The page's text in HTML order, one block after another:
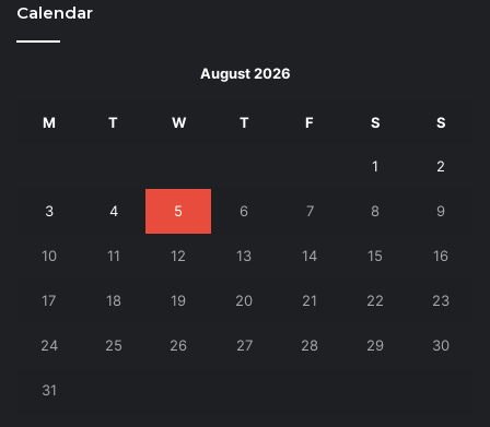
Calendar
August 2026
M T W T F S S
1 2
3 4 5 6 7 8 9
10 11 12 13 14 15 16
17 18 19 20 21 22 23
24 25 26 27 28 29 30
31